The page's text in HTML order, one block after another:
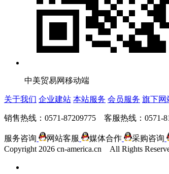
中美贸易网移动端
关于我们 企业建站 本站服务 会员服务 旗下网
销售热线：0571-87209775 客服热线：0571-
服务咨询 网站客服 媒体合作 采购咨询
Copyright 2026 cn-america.cn All Rights